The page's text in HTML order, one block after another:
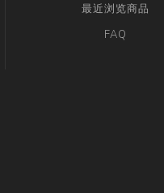
最近浏览商品
FAQ